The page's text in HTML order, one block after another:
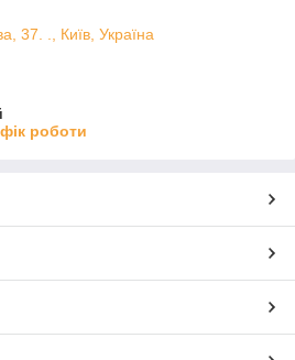
37. ., Київ, Україна
роботи